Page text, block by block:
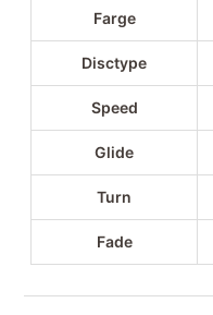
Farge
Disctype
Speed
Glide
Turn
Fade